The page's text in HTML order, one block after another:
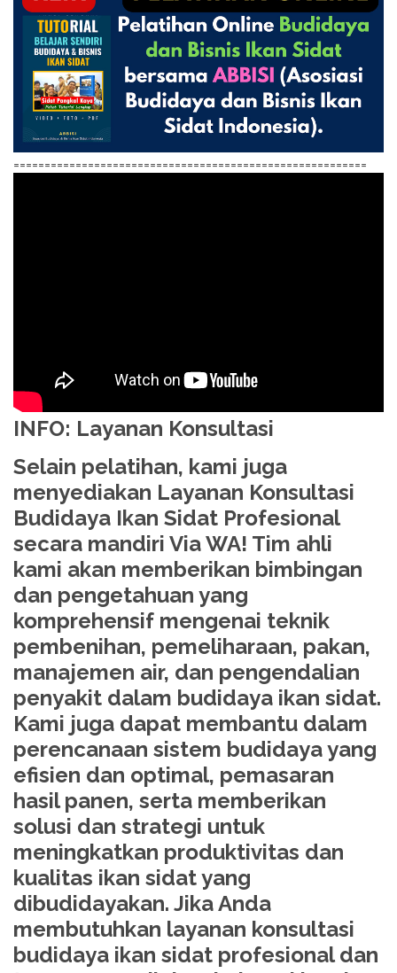
=========================================================
INFO: Layanan Konsultasi
Selain pelatihan, kami juga
menyediakan Layanan Konsultasi
Budidaya Ikan Sidat Profesional
secara mandiri Via WA! Tim ahli
kami akan memberikan bimbingan
dan pengetahuan yang
komprehensif mengenai teknik
pembenihan, pemeliharaan, pakan,
manajemen air, dan pengendalian
penyakit dalam budidaya ikan sidat.
Kami juga dapat membantu dalam
perencanaan sistem budidaya yang
efisien dan optimal, pemasaran
hasil panen, serta memberikan
solusi dan strategi untuk
meningkatkan produktivitas dan
kualitas ikan sidat yang
dibudidayakan. Jika Anda
membutuhkan layanan konsultasi
budidaya ikan sidat profesional dan